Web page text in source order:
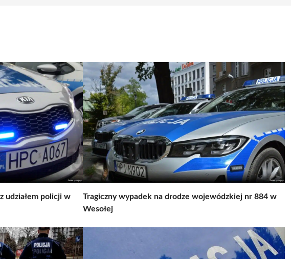
udziałem policji w
Tragiczny wypadek na drodze wojewódzkiej nr 884 w
Wesołej